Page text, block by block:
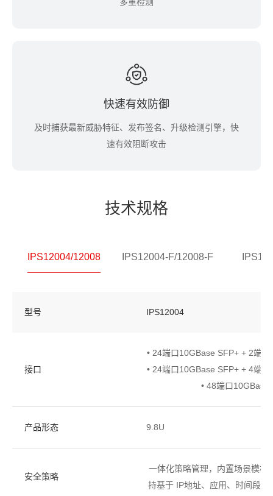
快速有效防御
及时捕获最新威胁特征、发布签名、升级检测引擎，快
速有效阻断攻击
技术规格
IPS12004/12008 IPS12004-F/12008-F
型号 IPS12004
接口
• 24端口10GBase SFP+ + 2端
• 24端口10GBase SFP+ + 4端
• 48端口10GBase
产品形态 9.8U
安全策略
一体化策略管理，内置场景模板
持基于 IP地址、应用、时间段